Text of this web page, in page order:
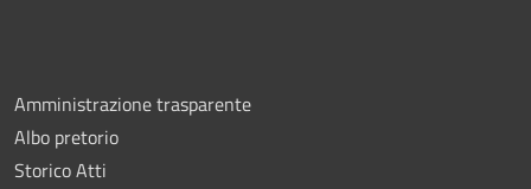
Amministrazione trasparente
Albo pretorio
Storico Atti